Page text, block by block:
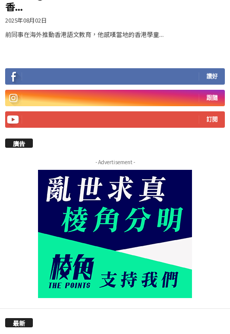
香...
2025年08月02日
前同事在海外推動香港語文教育，他感嘆當地的香港學童...
讚好
跟隨
訂閱
廣告
- Advertisement -
最新